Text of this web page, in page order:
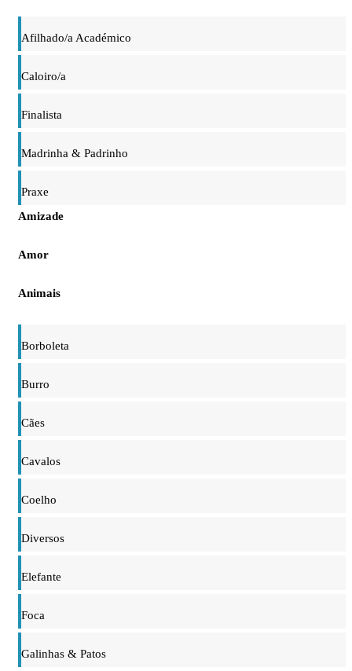
Afilhado/a Académico
Caloiro/a
Finalista
Madrinha & Padrinho
Praxe
Amizade
Amor
Animais
Borboleta
Burro
Cães
Cavalos
Coelho
Diversos
Elefante
Foca
Galinhas & Patos